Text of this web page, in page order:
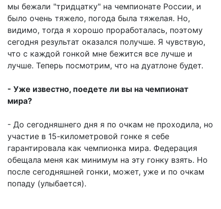
мы бежали "тридцатку" на чемпионате России, и
было очень тяжело, погода была тяжелая. Но,
видимо, тогда я хорошо проработалась, поэтому
сегодня результат оказался получше. Я чувствую,
что с каждой гонкой мне бежится все лучше и
лучше. Теперь посмотрим, что на дуатлоне будет.
- Уже известно, поедете ли вы на чемпионат
мира?
- До сегодняшнего дня я по очкам не проходила, но
участие в 15-километровой гонке я себе
гарантировала как чемпионка мира. Федерация
обещала меня как минимум на эту гонку взять. Но
после сегодняшней гонки, может, уже и по очкам
попаду (улыбается).